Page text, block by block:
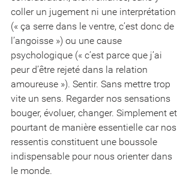
coller un jugement ni une interprétation
(« ça serre dans le ventre, c’est donc de
l’angoisse ») ou une cause
psychologique (« c’est parce que j’ai
peur d’être rejeté dans la relation
amoureuse »). Sentir. Sans mettre trop
vite un sens. Regarder nos sensations
bouger, évoluer, changer. Simplement et
pourtant de manière essentielle car nos
ressentis constituent une boussole
indispensable pour nous orienter dans
le monde.